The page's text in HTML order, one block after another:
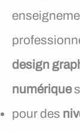
design
numérique
pour des